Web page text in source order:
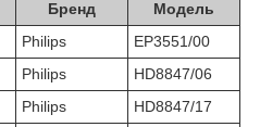
Бренд
Модель
Philips
EP3551/00
Philips
HD8847/06
Philips
HD8847/17